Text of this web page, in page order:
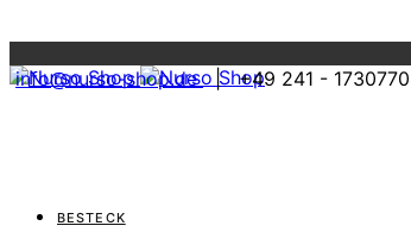
info@nurso-shop.de| +49 241 - 1730770
BESTECK